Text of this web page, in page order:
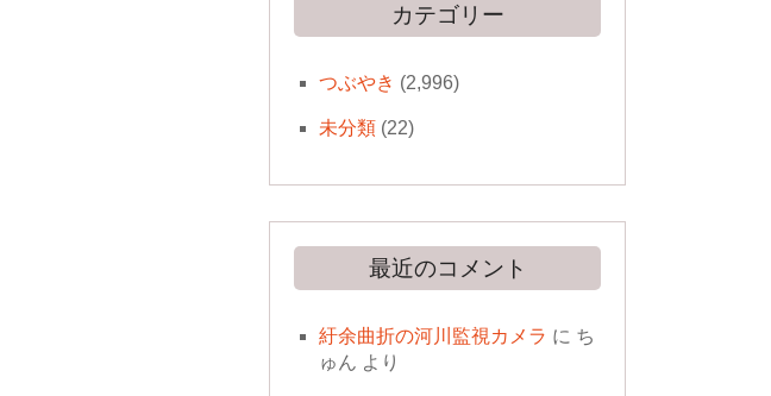
カテゴリー
つぶやき (2,996)
未分類(22)
最近のコメント
紆余曲折の河川監視カメラ に ち
ゅん より